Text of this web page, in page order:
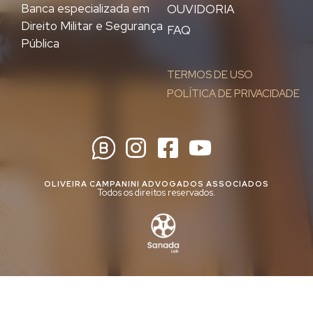
OUVIDORIA
FAQ
TERMOS DE USO
POLÍTICA DE PRIVACIDADE
Banca especializada em
Direito Militar e Segurança
Pública
OLIVEIRA CAMPANINI ADVOGADOS ASSOCIADOS
Todos os direitos reservados.